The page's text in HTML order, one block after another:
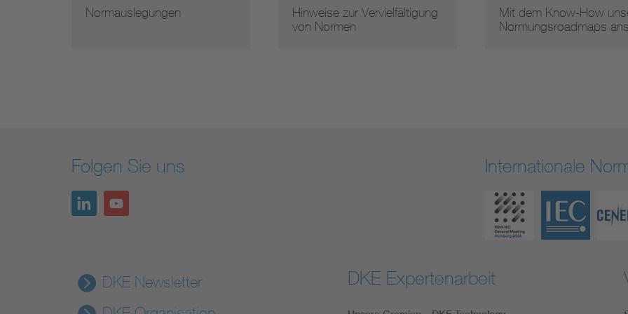
Normauslegungen
Hinweise zur Vervielfältigung
von Normen
Mit dem Know-How
Normungsroadmaps
Folgen Sie uns Internationale
DKE Newsletter
DKE Expertenarbeit